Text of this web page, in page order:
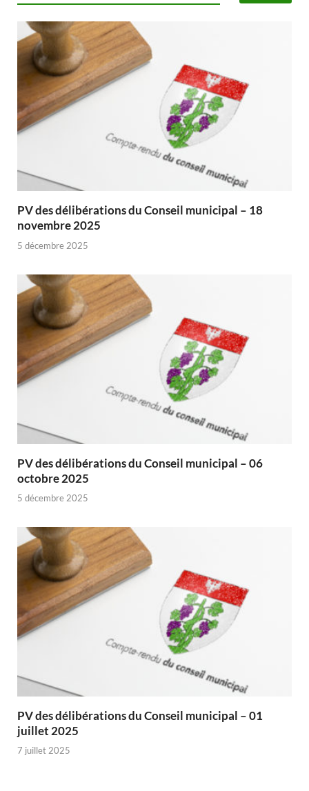
PV des délibérations du Conseil municipal – 18
novembre 2025
5 décembre 2025
PV des délibérations du Conseil municipal – 06
octobre 2025
5 décembre 2025
PV des délibérations du Conseil municipal – 01
juillet 2025
7 juillet 2025